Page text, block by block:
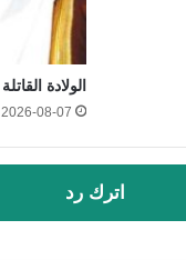
الولادة القاتلة
2026-08-07
اترك رد